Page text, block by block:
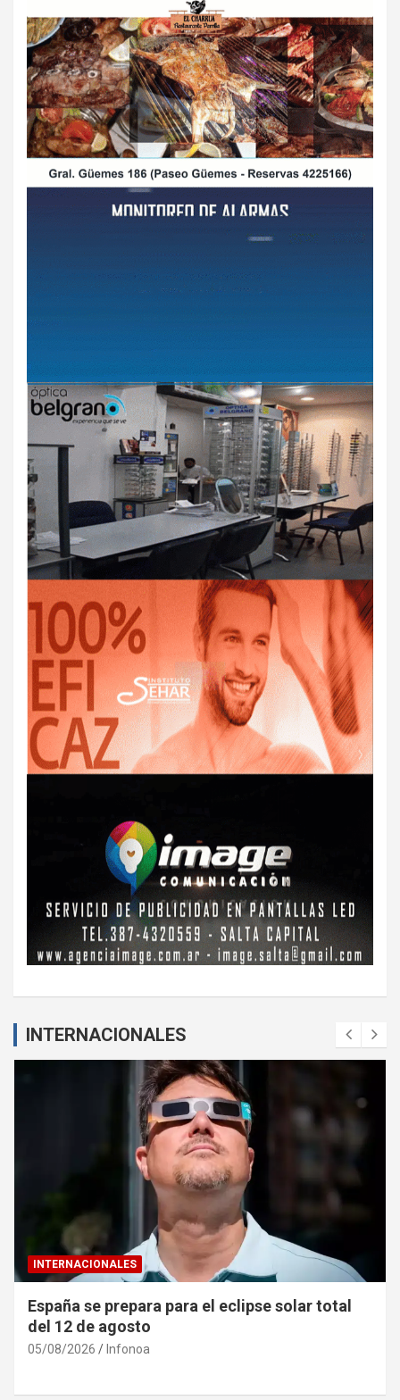
INTERNACIONALES
INTERNACIONALES
España se prepara para el eclipse solar total
del 12 de agosto
05/08/2026 Infonoa